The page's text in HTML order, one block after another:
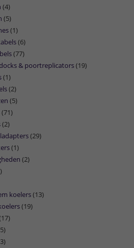
(4)
(5)
(1)
(6)
(77)
& poortreplicators(19)
(1)
(2)
(5)
(71)
(2)
(29)
(1)
(2)
koelers(13)
(19)